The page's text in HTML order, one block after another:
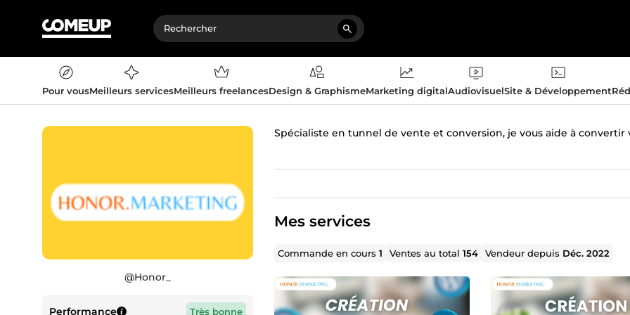
Pour vousMeilleurs servicesMeilleurs freelancesDesign & GraphismeMarketing digitalAudiovisuelSite & Développement
@Honor_
Performance
Très bonne
Spécialiste en tunnel de vente et conversion, je vous aide à convertir
Mes services
Commande en cours1 Ventes au total154 Vendeur depuis Déc. 2022